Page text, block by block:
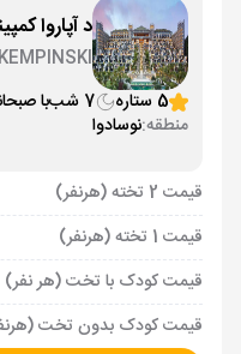
د آپاروا
5 ستاره
7 شب با
منطقه:نوسادوا
قیمت 2 تخته (هرنفر)
قیمت 1 تخته (هرنفر)
قیمت کودک با تخت (هر نفر)
قیمت کودک بدون تخت